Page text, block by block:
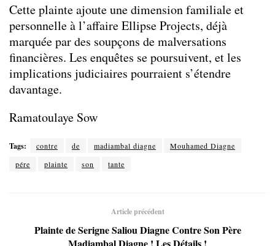
Cette plainte ajoute une dimension familiale et
personnelle à l’affaire Ellipse Projects, déjà
marquée par des soupçons de malversations
financières. Les enquêtes se poursuivent, et les
implications judiciaires pourraient s’étendre
davantage.
Ramatoulaye Sow
Tags: contre de madiambal diagne
Mouhamed Diagne
pére
plainte son tante
Article précédent
Plainte de Serigne Saliou Diagne Contre Son Père
Madiambal Diagne ! Les Détails !